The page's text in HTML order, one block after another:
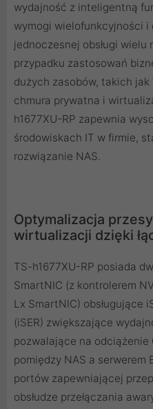
wydajność z inteligentną
wymogi wielofunkcyjności i
jednoczesnej obsługi
przypadku zastosowań
dużych zasobów, takich jak
chmura prywatna i
h1677XU-RP zapewnia
środowiskach IT w firmie,
rozwiązanie NAS.
Optymalizacja
wirtualizacji dzięki
TS-h1677XU-RP posiada
SmartNIC (z kontrolerem
Lx SmartNIC) obsługujące
(iSER) zwiększające
pozwalające na odciążenie
pomiędzy NAS a serwerem
portów zapewniającej
obsłudze przełączania